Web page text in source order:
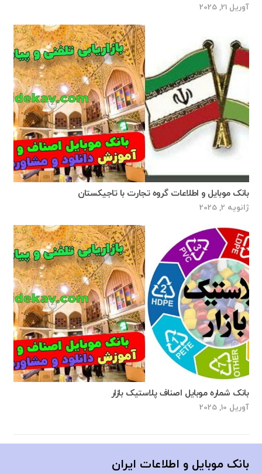
آوریل 21, 2025
بانک موبایل و اطلاعات گروه تجارت با تاجیکستان
ژانویه 2, 2025
بانک شماره موبایل اصناف پلاستیک‌ بازار‌
آوریل 10, 2025
بانک موبایل و اطلاعات ایران